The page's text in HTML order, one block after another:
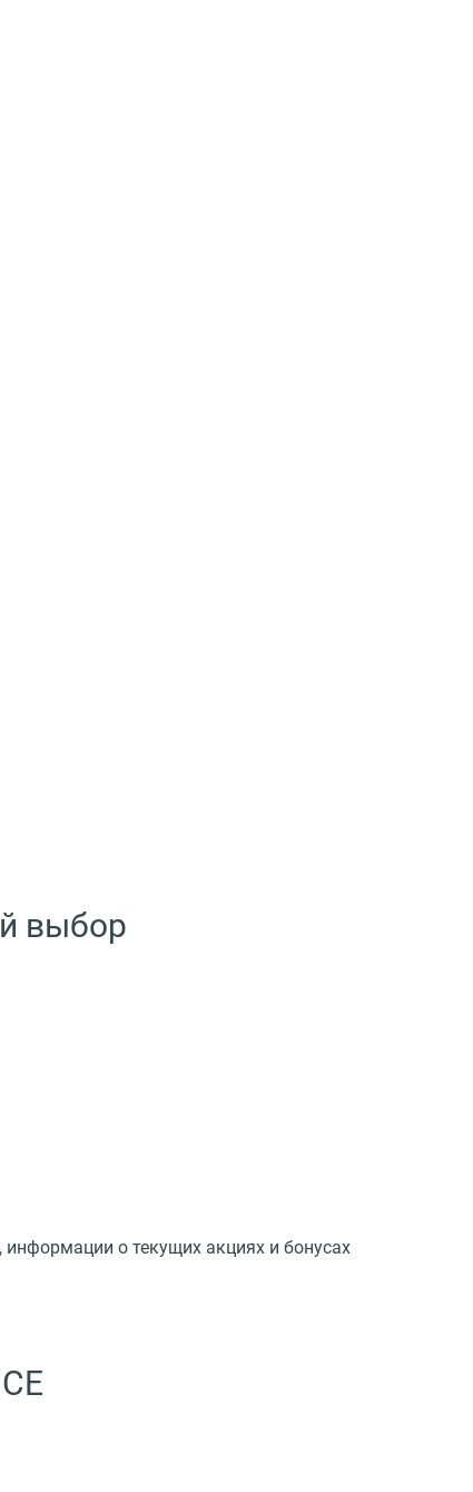
выбор
информации о текущих акциях и бонусах